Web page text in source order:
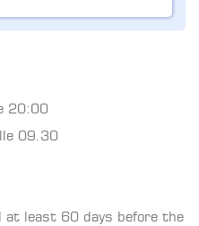
20:00
09.30
at least 60 days before the